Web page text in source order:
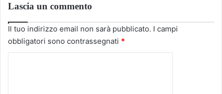
Lascia un commento
Il tuo indirizzo email non sarà pubblicato. I campi
obbligatori sono contrassegnati *